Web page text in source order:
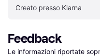
Creato presso Klarna
Feedback
Le informazioni riportate